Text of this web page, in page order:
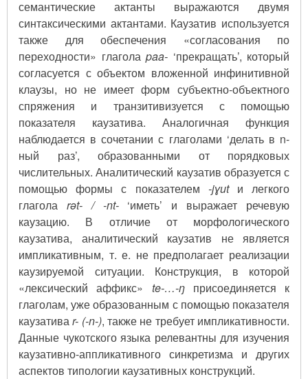
семантические актанты выражаются двумя
синтаксическими актантами. Каузатив используется
также для обеспечения «согласования по
переходности» глагола paa- ‘прекращать’, который
согласуется с объектом вложенной инфинитивной
клаузы, но не имеет форм субъектно-объектного
спряжения и транзитивизуется с помощью
показателя каузатива. Аналогичная функция
наблюдается в сочетании с глаголами ‘делать в n-
ный раз’, образованными от порядковых
числительных. Аналитический каузатив образуется с
помощью формы с показателем -jɣutи легкого
глагола rət- / -nt-‘иметь’ и выражает речевую
каузацию. В отличие от морфологического
каузатива, аналитический каузатив не является
импликативным, т. е. не предполагает реализации
каузируемой ситуации. Конструкция, в которой
«лексический аффикс» te-…-ŋприсоединяется к
глаголам, уже образованным с помощью показателя
каузативаr- (-n-), также не требует импликативности.
Данные чукотского языка релевантны для изучения
каузативно-аппликативного синкретизма и других
аспектов типологии каузативных конструкций.